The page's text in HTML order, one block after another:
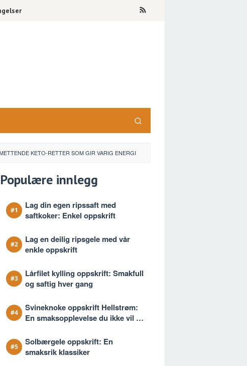
KETO-RETTER SOM GIR VARIG ENERGI
Populære innlegg
Lag din egen ripssaft med
saftkoker: Enkel oppskrift
Lag en deilig ripsgele med vår
enkle oppskrift
Lårfilet kylling oppskrift: Smakfull
og saftig hver gang
Svineknoke oppskrift Hellstrøm:
En smaksopplevelse du ikke vil gå
Solbærgele oppskrift: En
smaksrik klassiker